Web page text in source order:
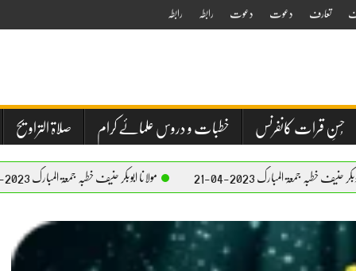
تعارف دعوت دعوت رابطہ رابطہ
حُسنِ قرات کانفرنس خطبات و دروس علمائے کرام صلاۃ التراویح
2023-04-21 مولانا ابوبکر حنیف خطبہ جمعۃ المبارک 2023-04-21